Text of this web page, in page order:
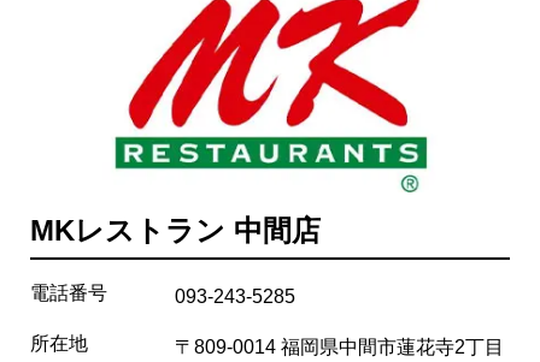
MKレストラン 中間店
電話番号 093-243-5285
所在地
〒809-0014 福岡県中間市蓮花寺2丁目